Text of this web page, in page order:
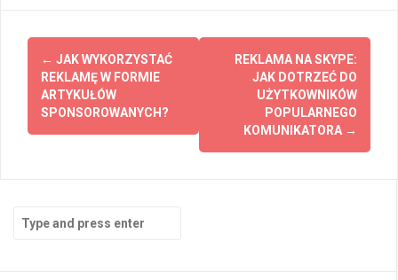
Post
navigation
← JAK WYKORZYSTAĆ
REKLAMĘ W FORMIE
ARTYKUŁÓW
SPONSOROWANYCH?
REKLAMA NA SKYPE:
JAK DOTRZEĆ DO
UŻYTKOWNIKÓW
POPULARNEGO
KOMUNIKATORA →
for: